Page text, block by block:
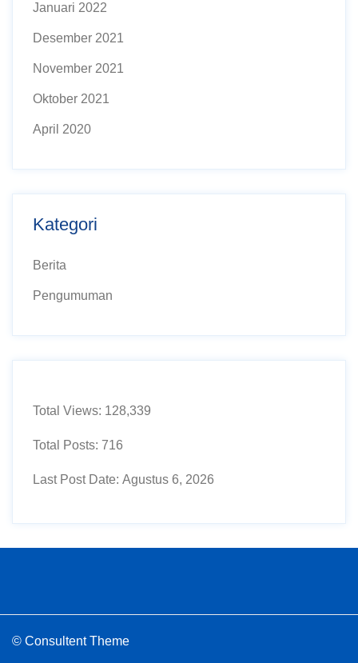
Januari 2022
Desember 2021
November 2021
Oktober 2021
April 2020
Kategori
Berita
Pengumuman
Total Views: 128,339
Total Posts: 716
Last Post Date: Agustus 6, 2026
© Consultent Theme